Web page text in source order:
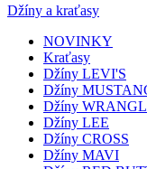
Džíny a kraťasy
NOVINKY
Kraťasy
Džíny LEVI'S
Džíny
Džíny
Džíny LEE
Džíny CROSS
Džíny MAVI